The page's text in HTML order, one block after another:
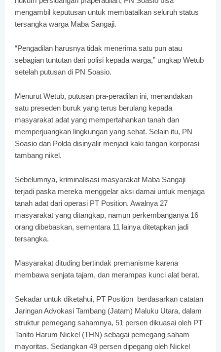
mengambil keputusan untuk membatalkan seluruh status
tersangka warga Maba Sangaji.
“Pengadilan harusnya tidak menerima satu pun atau
sebagian tuntutan dari polisi kepada warga,” ungkap Wetub
setelah putusan di PN Soasio.
Menurut Wetub, putusan pra-peradilan ini, menandakan
satu preseden buruk yang terus berulang kepada
masyarakat adat yang mempertahankan tanah dan
memperjuangkan lingkungan yang sehat. Selain itu, PN
Soasio dan Polda disinyalir menjadi kaki tangan korporasi
tambang nikel.
Sebelumnya, kriminalisasi masyarakat Maba Sangaji
terjadi paska mereka menggelar aksi damai untuk menjaga
tanah adat dari operasi PT Position. Awalnya 27
masyarakat yang ditangkap, namun perkembanganya 16
orang dibebaskan, sementara 11 lainya ditetapkan jadi
tersangka.
Masyarakat dituding bertindak premanisme karena
membawa senjata tajam, dan merampas kunci alat berat.
Sekadar untuk diketahui, PT Position berdasarkan catatan
Jaringan Advokasi Tambang (Jatam) Maluku Utara, dalam
struktur pemegang sahamnya, 51 persen dikuasai oleh PT
Tanito Harum Nickel (THN) sebagai pemegang saham
mayoritas. Sedangkan 49 persen dipegang oleh Nickel